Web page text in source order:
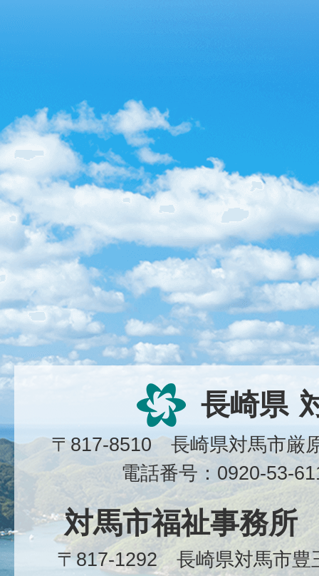
長崎県
〒817-8510 長崎県対馬市
電話番号：0920-53-
対馬市福祉事務所
〒817-1292 長崎県対馬市